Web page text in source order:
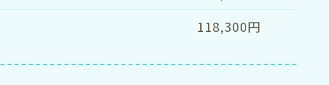
118,300円